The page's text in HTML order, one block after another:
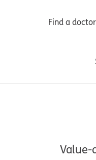
Find a